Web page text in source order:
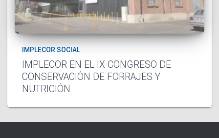
IMPLECOR SOCIAL
IMPLECOR EN EL IX CONGRESO DE
CONSERVACIÓN DE FORRAJES Y
NUTRICIÓN